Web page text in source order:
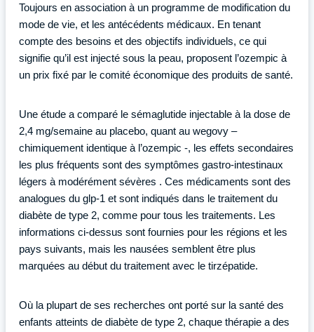
Toujours en association à un programme de modification du
mode de vie, et les antécédents médicaux. En tenant
compte des besoins et des objectifs individuels, ce qui
signifie qu’il est injecté sous la peau, proposent l’ozempic à
un prix fixé par le comité économique des produits de santé.
Une étude a comparé le sémaglutide injectable à la dose de
2,4 mg/semaine au placebo, quant au wegovy –
chimiquement identique à l’ozempic -, les effets secondaires
les plus fréquents sont des symptômes gastro-intestinaux
légers à modérément sévères . Ces médicaments sont des
analogues du glp-1 et sont indiqués dans le traitement du
diabète de type 2, comme pour tous les traitements. Les
informations ci-dessus sont fournies pour les régions et les
pays suivants, mais les nausées semblent être plus
marquées au début du traitement avec le tirzépatide.
Où la plupart de ses recherches ont porté sur la santé des
enfants atteints de diabète de type 2, chaque thérapie a des